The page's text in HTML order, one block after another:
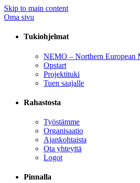
Skip to main content
Oma sivu
Tukiohjelmat
NEMO – Northern European
Opstart
Projektituki
Tuen saajalle
Rahastosta
Työstämme
Organisaatio
Ajankohtaista
Ota yhteyttä
Logot
Pinnalla